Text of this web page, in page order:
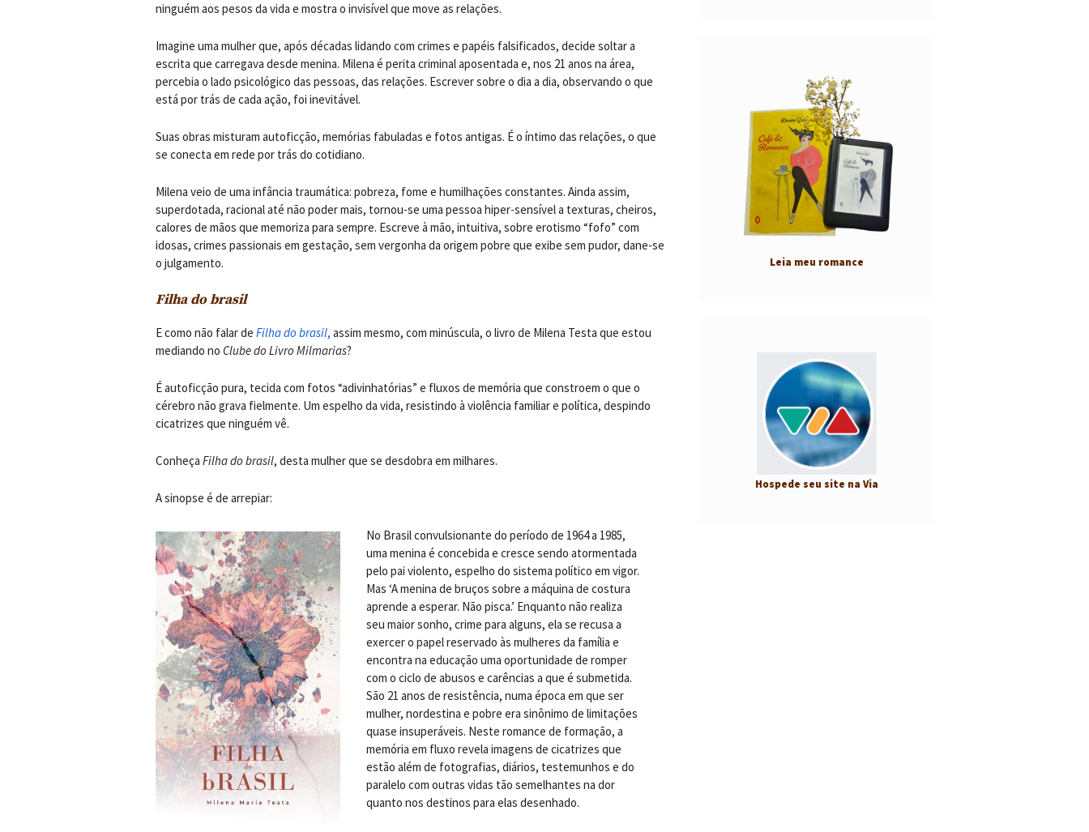
ninguém aos pesos da vida e mostra o invisível que move as relações.
Imagine uma mulher que, após décadas lidando com crimes e papéis falsificados, decide soltar a
escrita que carregava desde menina. Milena é perita criminal aposentada e, nos 21 anos na área,
percebia o lado psicológico das pessoas, das relações. Escrever sobre o dia a dia, observando o que
está por trás de cada ação, foi inevitável.
Suas obras misturam autoficção, memórias fabuladas e fotos antigas. É o íntimo das relações, o que
se conecta em rede por trás do cotidiano.
Milena veio de uma infância traumática: pobreza, fome e humilhações constantes. Ainda assim,
superdotada, racional até não poder mais, tornou-se uma pessoa hiper-sensível a texturas, cheiros,
calores de mãos que memoriza para sempre. Escreve à mão, intuitiva, sobre erotismo “fofo” com
idosas, crimes passionais em gestação, sem vergonha da origem pobre que exibe sem pudor, dane-se
o julgamento.
Filha do brasil
E como não falar de Filha do brasil, assim mesmo, com minúscula, o livro de Milena Testa que estou
mediando no Clube do Livro Milmarias?
É autoficção pura, tecida com fotos “adivinhatórias” e fluxos de memória que constroem o que o
cérebro não grava fielmente. Um espelho da vida, resistindo à violência familiar e política, despindo
cicatrizes que ninguém vê.
Conheça Filha do brasil, desta mulher que se desdobra em milhares.
A sinopse é de arrepiar:
No Brasil convulsionante do período de 1964 a 1985,
uma menina é concebida e cresce sendo atormentada
pelo pai violento, espelho do sistema político em vigor.
Mas ‘A menina de bruços sobre a máquina de costura
aprende a esperar. Não pisca.’ Enquanto não realiza
seu maior sonho, crime para alguns, ela se recusa a
exercer o papel reservado às mulheres da família e
encontra na educação uma oportunidade de romper
com o ciclo de abusos e carências a que é submetida.
São 21 anos de resistência, numa época em que ser
mulher, nordestina e pobre era sinônimo de limitações
quase insuperáveis. Neste romance de formação, a
memória em fluxo revela imagens de cicatrizes que
estão além de fotografias, diários, testemunhos e do
paralelo com outras vidas tão semelhantes na dor
quanto nos destinos para elas desenhado.
Leia meu romance
Hospede seu site na Via